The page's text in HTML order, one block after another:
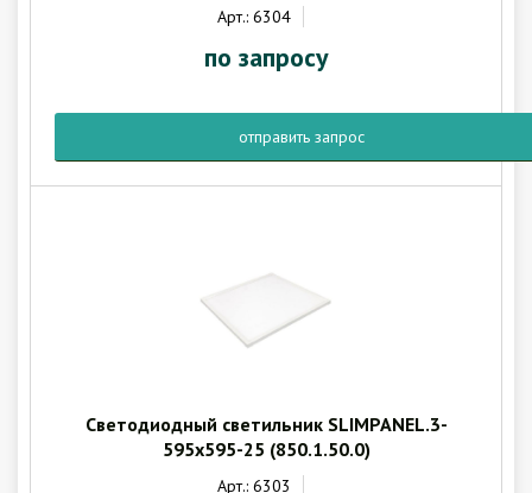
Арт.: 6304
по запросу
отправить запрос
Светодиодный светильник SLIMPANEL.3-
595x595-25 (850.1.50.0)
Арт.: 6303